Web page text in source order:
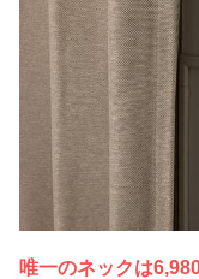
唯一のネックは